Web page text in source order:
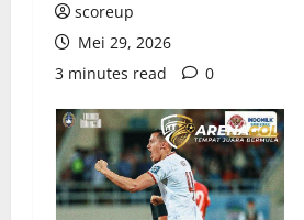
scoreup
Mei 29, 2026
3 minutes read
0